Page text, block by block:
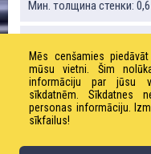
Мин. толщина стенки:
Вес: 4700 г / м
Длина рулона: 10 м
Mēs cenšamies
mūsu vietni. Šim
informāciju par jūsu
sīkdatnēm. Sīkdatnes
personas informāciju.
sīkfailus!